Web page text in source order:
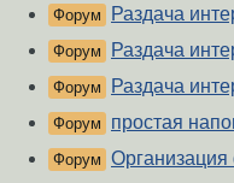
Форум Раздача
Форум Раздача
Форум Раздача
Форум простая
Форум